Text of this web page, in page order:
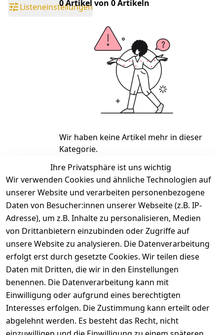
Listeneinstellungen0 Artikel von 0 Artikeln
Wir haben keine Artikel mehr in dieser
Kategorie.
Haben Sie nicht gefunden, was Sie
suchen?
Artikel durchsuchen
Ihre Privatsphäre ist uns wichtig
Wir verwenden Cookies und ähnliche Technologien auf
unserer Website und verarbeiten personenbezogene
Daten von Besucher:innen unserer Webseite (z.B. IP-
Adresse), um z.B. Inhalte zu personalisieren, Medien
von Drittanbietern einzubinden oder Zugriffe auf
unsere Website zu analysieren. Die Datenverarbeitung
erfolgt erst durch gesetzte Cookies. Wir teilen diese
Daten mit Dritten, die wir in den Einstellungen
benennen. Die Datenverarbeitung kann mit
Einwilligung oder aufgrund eines berechtigten
Interesses erfolgen. Die Zustimmung kann erteilt oder
abgelehnt werden. Es besteht das Recht, nicht
Rechtliches
AGB
Impressum
Datenschutze
rklärung
Kontakt
Kontakt
Registrieren